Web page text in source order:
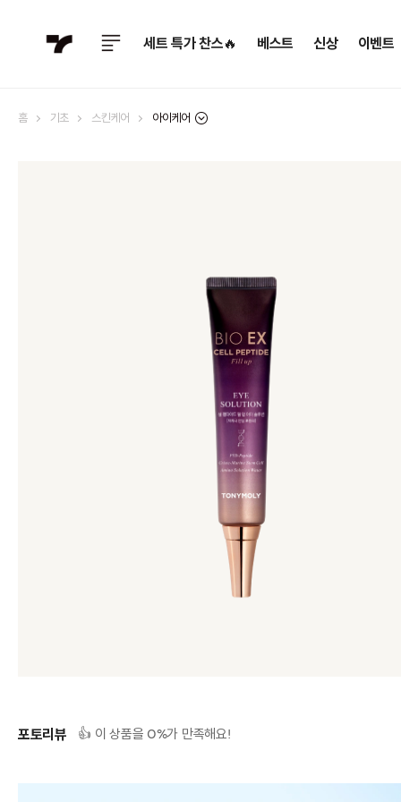
세트 특가 찬스🔥 베스트 신상 이벤트
홈 기초 스킨케어 아이케어
포토리뷰 👍 이 상품을 0%가 만족해요!